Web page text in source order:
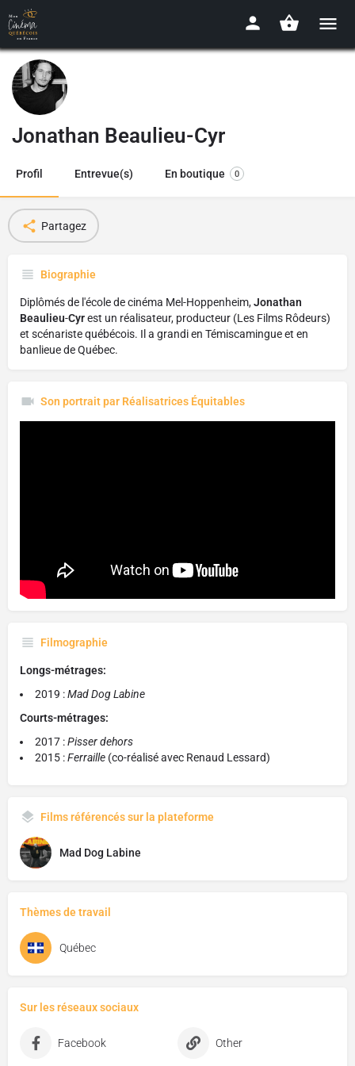
Jonathan Beaulieu-Cyr
Profil Entrevue(s) En boutique 0
Partagez
Biographie
Diplômés de l'école de cinéma Mel-Hoppenheim,Jonathan
Beaulieu-Cyrest un réalisateur, producteur (Les Films Rôdeurs)
et scénariste québécois. Il a grandi en Témiscamingue et en
banlieue de Québec.
Son portrait par Réalisatrices Équitables
Filmographie
Longs-métrages:
2019 :Mad Dog Labine
Courts-métrages:
2017 :Pisser dehors
2015 :Ferraille (co-réalisé avec Renaud Lessard)
Films référencés sur la plateforme
Mad Dog Labine
Thèmes de travail
Québec
Sur les réseaux sociaux
Facebook Other